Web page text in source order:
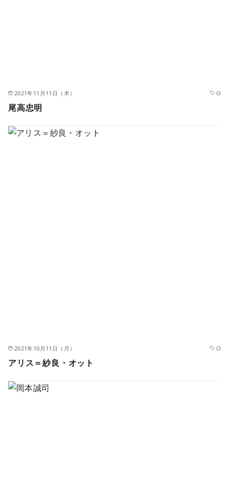
2021年11月11日（木） O
尾高忠明
2021年10月11日（月） O
アリス＝紗良・オット